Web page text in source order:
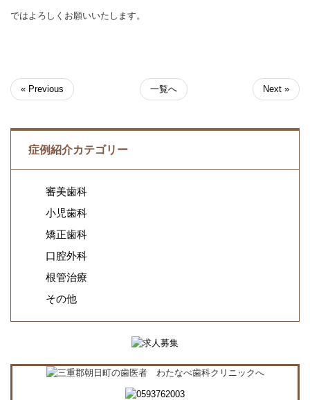
ではよろしくお願いいたします。
« Previous 一覧へ Next »
症例紹介カテゴリー
審美歯科
小児歯科
矯正歯科
口腔外科
根管治療
その他